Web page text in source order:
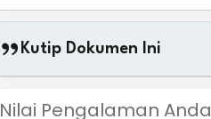
Kutip Dokumen Ini
Nilai Pengalaman Anda